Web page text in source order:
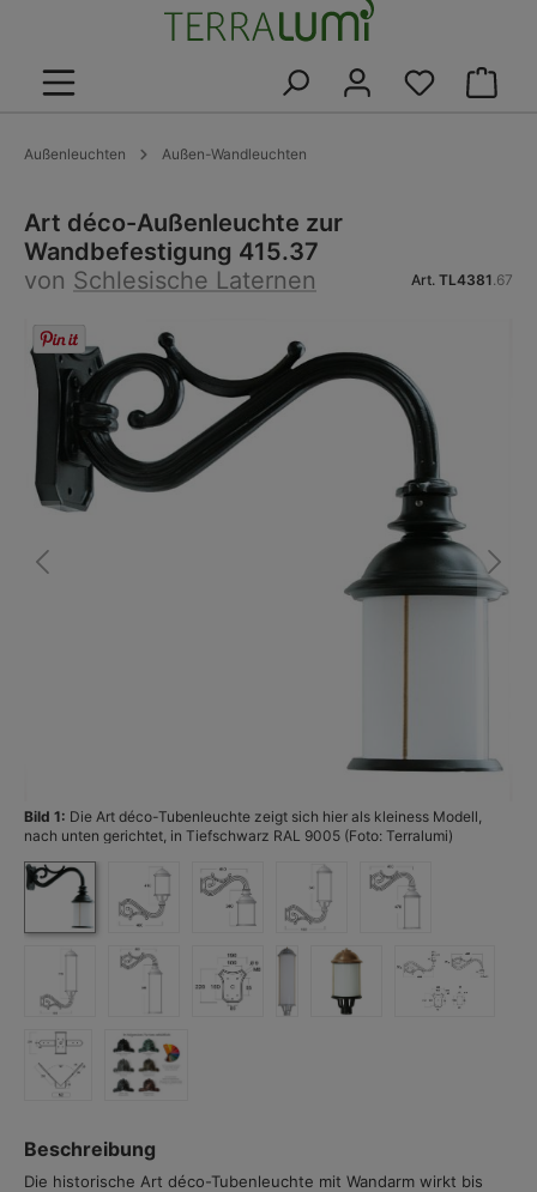
Außenleuchten Außen-Wandleuchten
Art déco-Außenleuchte zur
Wandbefestigung 415.37
von Schlesische Laternen Art. TL4381.67
Bildergalerie überspringen
Bild 1: Die Art déco-Tubenleuchte zeigt sich hier als kleiness Modell,
nach unten gerichtet, in Tiefschwarz RAL 9005 (Foto: Terralumi)
Beschreibung
Die historische Art déco-Tubenleuchte mit Wandarm wirkt bis